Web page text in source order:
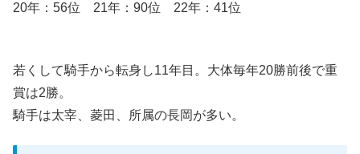
20年：56位 21年：90位 22年：41位
若くして騎手から転身し11年目。大体毎年20勝前後で重
賞は2勝。
騎手は太宰、菱田、所属の長岡が多い。